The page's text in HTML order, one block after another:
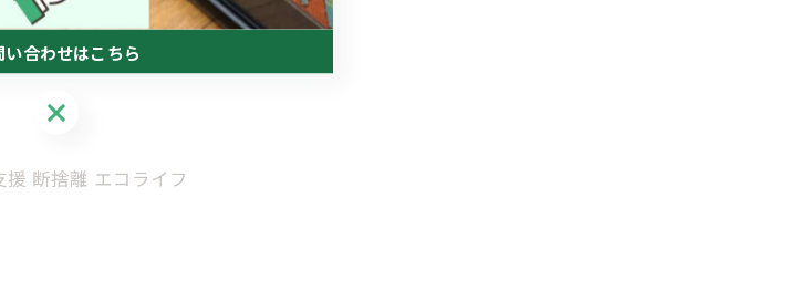
断捨離 エコライフ
い合わせはこちら
い合わせはこちら